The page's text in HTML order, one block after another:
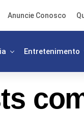
Anuncie Conosco
Entretenimento